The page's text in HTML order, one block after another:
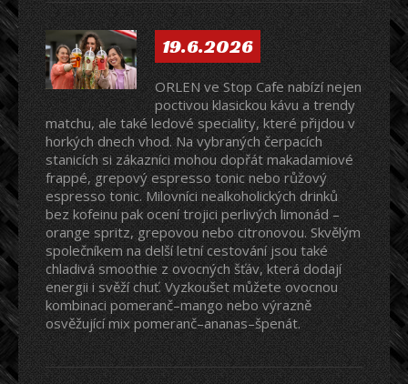
19.6.2026
ORLEN ve Stop Cafe nabízí nejen
poctivou klasickou kávu a trendy
matchu, ale také ledové speciality, které přijdou v
horkých dnech vhod. Na vybraných čerpacích
stanicích si zákazníci mohou dopřát makadamiové
frappé, grepový espresso tonic nebo růžový
espresso tonic. Milovníci nealkoholických drinků
bez kofeinu pak ocení trojici perlivých limonád –
orange spritz, grepovou nebo citronovou. Skvělým
společníkem na delší letní cestování jsou také
chladivá smoothie z ovocných šťáv, která dodají
energii i svěží chuť. Vyzkoušet můžete ovocnou
kombinaci pomeranč–mango nebo výrazně
osvěžující mix pomeranč–ananas–špenát.